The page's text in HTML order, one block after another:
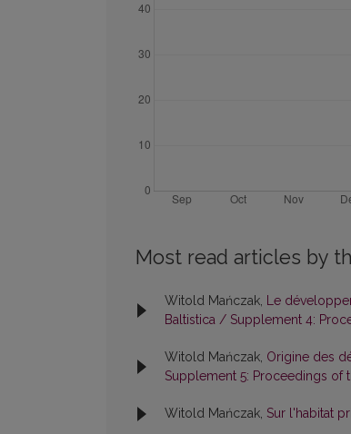
Most read articles by
Witold Mańczak, Le
Baltistica / Supplement 4:
Witold Mańczak, Origine des
Supplement 5: Proceedings of
Witold Mańczak, Sur l'habitat